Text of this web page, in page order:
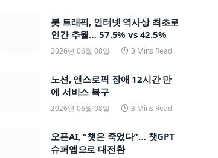
봇 트래픽, 인터넷 역사상 최초로
인간 추월… 57.5% vs 42.5%
2026년 06월 08일 3 Mins Read
노션, 앤스로픽 장애 12시간 만
에 서비스 복구
2026년 06월 08일 3 Mins Read
오픈AI, “챗은 죽었다”… 챗GPT
슈퍼앱으로 대전환